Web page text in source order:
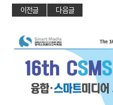
이전글 다음글